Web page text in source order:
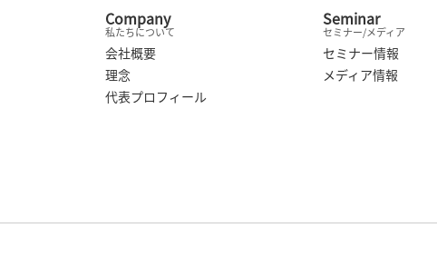
Company
私たちについて
会社概要
理念
代表プロフィール
Seminar
セミナー/メディア
セミナー情報
メディア情報